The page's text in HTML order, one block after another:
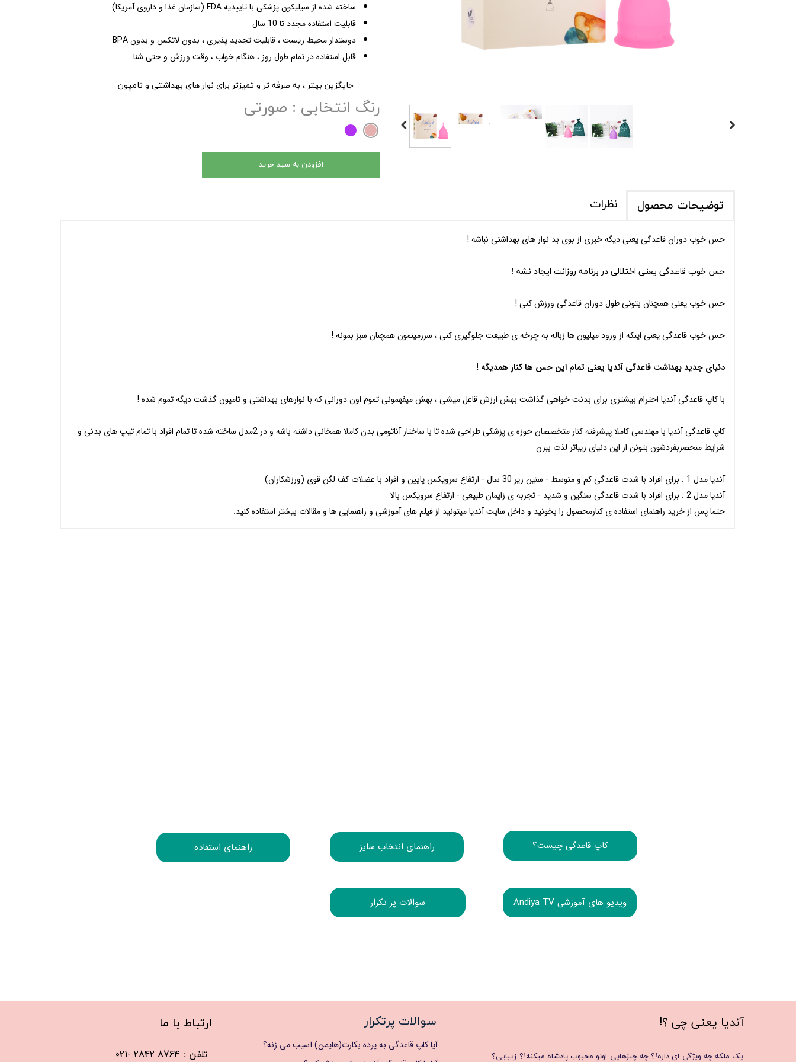
ساخته شده از سیلیکون پزشکی با تاییدیه FDA (سازمان غذا و داروی آمریکا)
قابلیت استفاده مجدد تا 10 سال
دوستدار محیط زیست ، قابلیت تجدید پذیری ، بدون لاتکس و بدون BPA
قابل استفاده در تمام طول روز ، هنگام خواب ، وقت ورزش و حتی شنا
جایگزین بهتر ، به صرفه تر و تمیزتر برای نوار های بهداشتی و تامپون
رنگ انتخابی : صورتی
افزودن به سبد خرید
توضیحات محصول نظرات
حس خوب دوران قاعدگی یعنی دیگه خبری از بوی بد نوار های بهداشتی نباشه !
حس خوب قاعدگی یعنی اختلالی در برنامه روزانت ایجاد نشه !
حس خوب یعنی همچنان بتونی طول دوران قاعدگی ورزش کنی !
حس خوب قاعدگی یعنی اینکه از ورود میلیون ها زباله به چرخه ی طبیعت جلوگیری کنی ، سرزمینمون همچنان سبز بمونه !
دنیای جدید بهداشت قاعدگی آندیا یعنی تمام این حس ها کنار همدیگه !
با کاپ قاعدگی آندیا احترام بیشتری برای بدنت خواهی گذاشت بهش ارزش قاعل میشی ، بهش میفهمونی تموم اون دورانی که با نوارهای بهداشتی و تامپون گذشت دیگه تموم شده !
کاپ قاعدگی آندیا با مهندسی کاملا پیشرفته کنار متخصصان حوزه ی پزشکی طراحی شده تا با ساختار آناتومی بدن کاملا همخانی داشته باشه و در 2مدل ساخته شده تا تمام افراد با تمام تیپ های بدنی و
شرایط منحصربفردشون بتونن از این دنیای زیباتر لذت ببرن
آندیا مدل 1 : برای افراد با شدت قاعدگی کم و متوسط - سنین زیر 30 سال - ارتفاع سرویکس پایین و افراد با عضلات کف لگن قوی (ورزشکاران)
آندیا مدل 2 : برای افراد با شدت قاعدگی سنگین و شدید - تجربه ی زایمان طبیعی - ارتفاع سرویکس بالا
حتما پس از خرید راهنمای استفاده ی کنارمحصول را بخونید و داخل سایت آندیا میتونید از فیلم های آموزشی و راهنمایی ها و مقالات بیشتر استفاده کنید.
کاپ قاعدگی چیست؟ راهنمای انتخاب سایز
Andiya TV ویدیو های آموزشی سوالات پر تکرار
راهنمای استفاده
آندیا یعنی چی ؟​​​​​​​!
یک ملکه‌ چه ویژگی ای داره!؟ چه چیزهایی اونو محبوب پادشاه میکنه!؟ زیبایی؟
سوالات پرتکرار
آیا کاپ قاعدگی به پرده بکارت(هایمن) آسیب می زنه؟
​ارتباط با ما
021- 2842 8764 ​تلفن :